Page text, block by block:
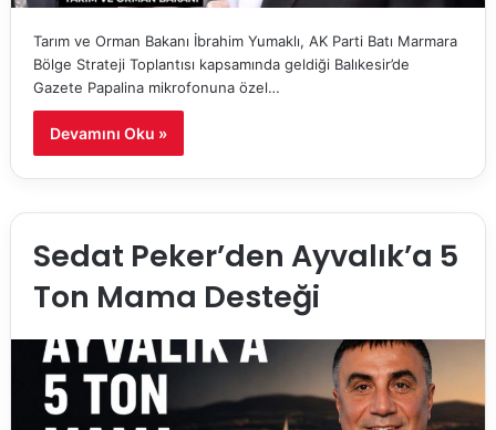
Tarım ve Orman Bakanı İbrahim Yumaklı, AK Parti Batı Marmara
Bölge Strateji Toplantısı kapsamında geldiği Balıkesir’de
Gazete Papalina mikrofonuna özel…
Devamını Oku »
Sedat Peker’den Ayvalık’a 5
Ton Mama Desteği